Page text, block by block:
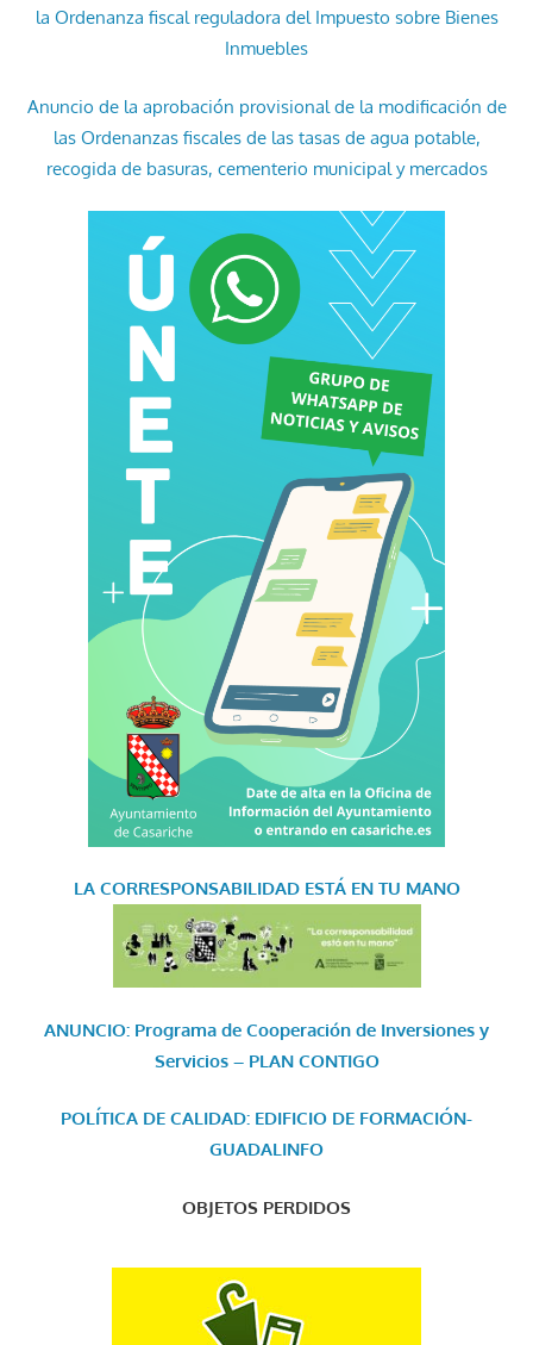
la Ordenanza fiscal reguladora del Impuesto sobre Bienes
Inmuebles
Anuncio de la aprobación provisional de la modificación de
las Ordenanzas fiscales de las tasas de agua potable,
recogida de basuras, cementerio municipal y mercados
LA CORRESPONSABILIDAD ESTÁ EN TU MANO
ANUNCIO: Programa de Cooperación de Inversiones y
Servicios – PLAN CONTIGO
POLÍTICA DE CALIDAD: EDIFICIO DE FORMACIÓN-
GUADALINFO
OBJETOS PERDIDOS